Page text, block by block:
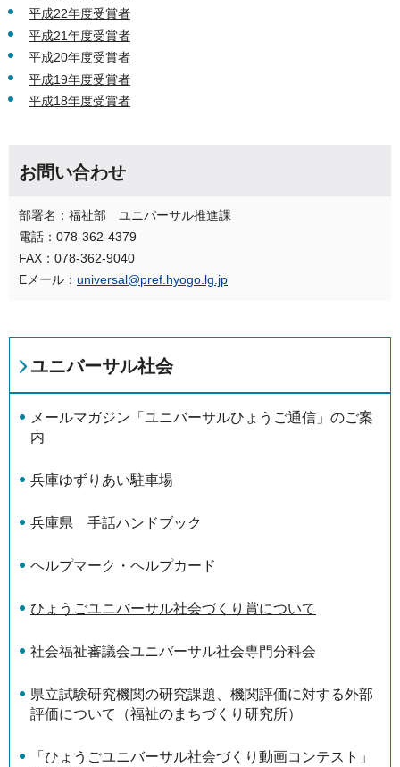
平成22年度受賞者
平成21年度受賞者
平成20年度受賞者
平成19年度受賞者
平成18年度受賞者
お問い合わせ
部署名：福祉部 ユニバーサル推進課
電話：078-362-4379
FAX：078-362-9040
Eメール： universal@pref.hyogo.lg.jp
ユニバーサル社会
メールマガジン「ユニバーサルひょうご通信」のご案
内
兵庫ゆずりあい駐車場
兵庫県 手話ハンドブック
ヘルプマーク・ヘルプカード
ひょうごユニバーサル社会づくり賞について
社会福祉審議会ユニバーサル社会専門分科会
県立試験研究機関の研究課題、機関評価に対する外部
評価について（福祉のまちづくり研究所）
「ひょうごユニバーサル社会づくり動画コンテスト」